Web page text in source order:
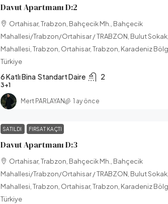
Davut Apartmanı D:2
Ortahisar, Trabzon, Bahçecik Mh., Bahçecik
Mahallesi/Trabzon/Ortahisar / TRABZON, Bulut
Mahallesi, Trabzon, Ortahisar, Trabzon, Karadeniz
Türkiye
6 Katlı Bina Standart Daire 2
3+1
Mert PARLAYAN 1 ay önce
SATILDI FIRSAT KAÇTI
Davut Apartmanı D:3
Ortahisar, Trabzon, Bahçecik Mh., Bahçecik
Mahallesi/Trabzon/Ortahisar / TRABZON, Bulut
Mahallesi, Trabzon, Ortahisar, Trabzon, Karadeniz
Türkiye